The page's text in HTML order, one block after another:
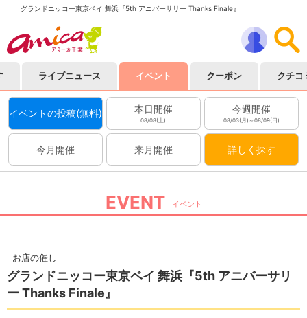
グランドニッコー東京ベイ 舞浜『5th アニバーサリー Thanks Finale』
ライブニュース イベント クーポン クチコ
本日開催
08/08(土)
今週開催
08/03(月)～08/09(日)
今月開催 来月開催 詳しく探す
イベントの投稿(無料)
EVENT イベント
お店の催し
グランドニッコー東京ベイ 舞浜『5th アニバーサリ
ー Thanks Finale』